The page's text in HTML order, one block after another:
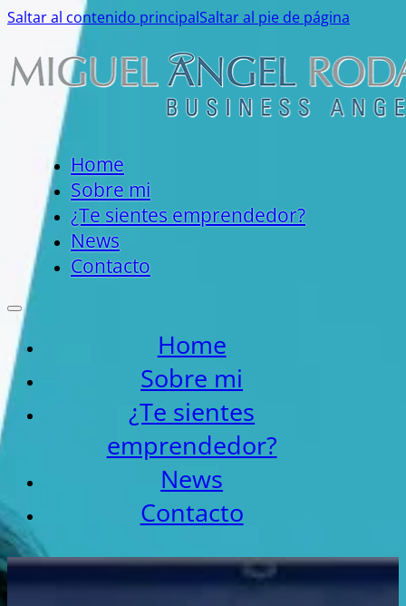
Saltar al contenido principalSaltar al pie de página
Home
Sobre mi
¿Te sientes emprendedor?
News
Contacto
Home
Sobre mi
¿Te sientes
emprendedor?
News
Contacto